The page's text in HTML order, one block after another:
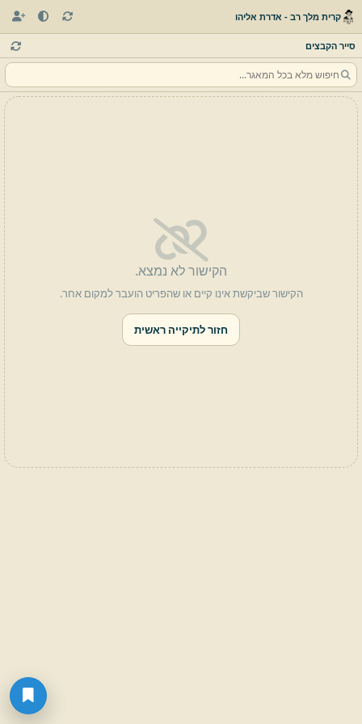
קרית מלך רב - אדרת אליהו
סייר הקבצים
הקישור לא נמצא.
הקישור שביקשת אינו קיים או שהפריט הועבר למקום אחר.
חזור לתיקייה ראשית